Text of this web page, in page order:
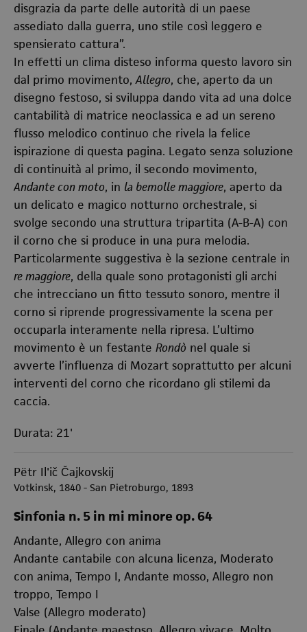
disgrazia da parte delle autorità di un paese
assediato dalla guerra, uno stile così leggero e
spensierato cattura”.
In effetti un clima disteso informa questo lavoro sin
dal primo movimento,Allegro, che, aperto da un
disegno festoso, si sviluppa dando vita ad una dolce
cantabilità di matrice neoclassica e ad un sereno
flusso melodico continuo che rivela la felice
ispirazione di questa pagina. Legato senza soluzione
di continuità al primo, il secondo movimento,
Andante con moto, in la bemolle maggiore, aperto da
un delicato e magico notturno orchestrale, si
svolge secondo una struttura tripartita (A-B-A) con
il corno che si produce in una pura melodia.
Particolarmente suggestiva è la sezione centrale in
re maggiore, della quale sono protagonisti gli archi
che intrecciano un fitto tessuto sonoro, mentre il
corno si riprende progressivamente la scena per
occuparla interamente nella ripresa. L’ultimo
movimento è un festante Rondò nel quale si
avverte l’influenza di Mozart soprattutto per alcuni
interventi del corno che ricordano gli stilemi da
caccia.
Durata: 21'
Pëtr Il'ič Čajkovskij
Votkinsk, 1840 - San Pietroburgo, 1893
Sinfonia n. 5 in mi minore op. 64
Andante, Allegro con anima
Andante cantabile con alcuna licenza, Moderato
con anima, Tempo I, Andante mosso, Allegro non
troppo, Tempo I
Valse (Allegro moderato)